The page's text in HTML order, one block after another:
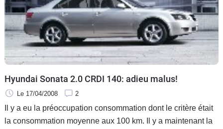
consécutive.
Hyundai Sonata 2.0 CRDI 140: adieu malus!
Le 17/04/2008 2
Il y a eu la préoccupation consommation dont le critère était
la consommation moyenne aux 100 km. Il y a maintenant la